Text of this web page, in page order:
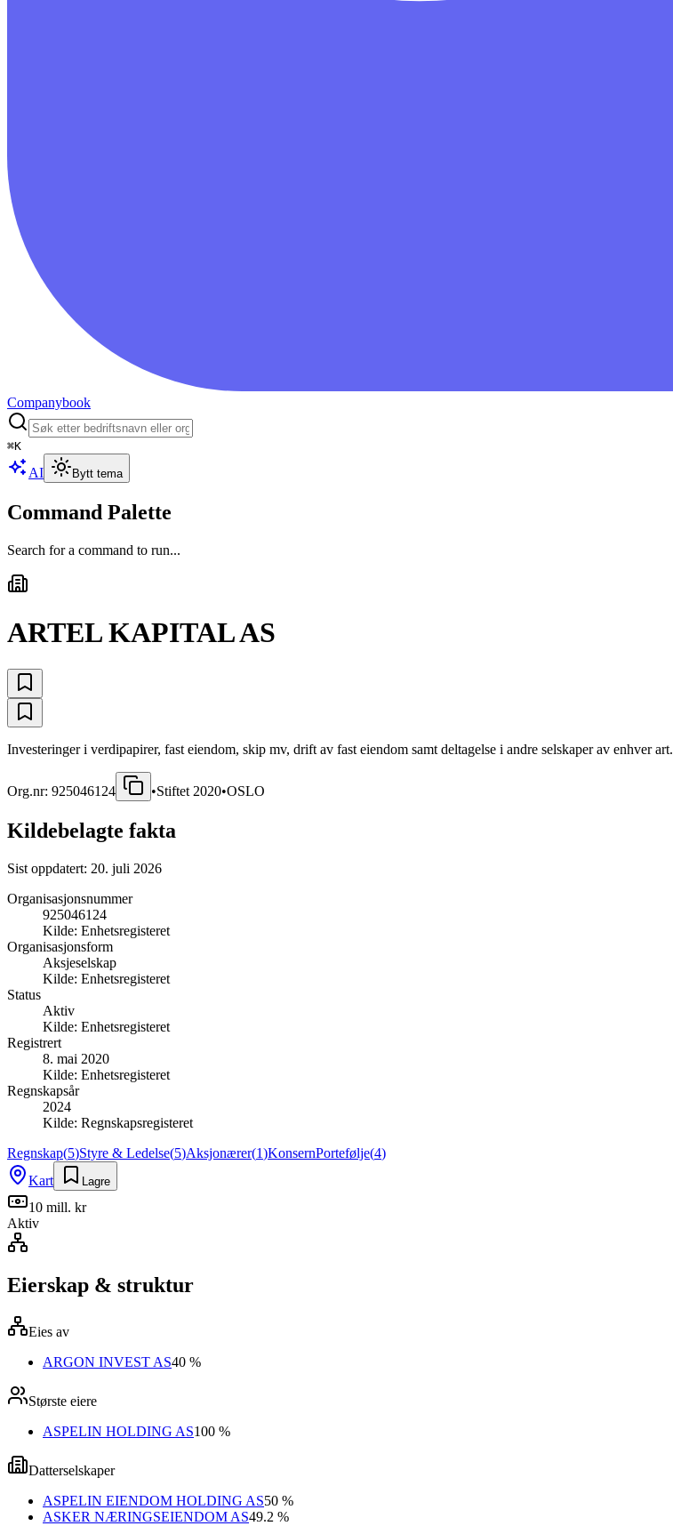
Companybook
⌘K
AI Bytt tema
Command Palette
Search for a command to run...
ARTEL KAPITAL AS
Investeringer i verdipapirer, fast eiendom, skip mv, drift av fast eiendom samt deltagelse i andre selskaper av enhver art.
Org.nr: 925046124 •Stiftet 2020•OSLO
Kildebelagte fakta
Sist oppdatert: 20. juli 2026
Organisasjonsnummer
925046124
Kilde: Enhetsregisteret
Organisasjonsform
Aksjeselskap
Kilde: Enhetsregisteret
Status
Aktiv
Kilde: Enhetsregisteret
Registrert
8. mai 2020
Kilde: Enhetsregisteret
Regnskapsår
2024
Kilde: Regnskapsregisteret
Regnskap(5)Styre & Ledelse(5)Aksjonærer(1)KonsernPortefølje(4)
Kart
Lagre
10 mill. kr
Aktiv
Eierskap & struktur
Eies av
ARGON INVEST AS40 %
Største eiere
ASPELIN HOLDING AS100 %
Datterselskaper
ASPELIN EIENDOM HOLDING AS50 %
ASKER NÆRINGSEIENDOM AS49.2 %